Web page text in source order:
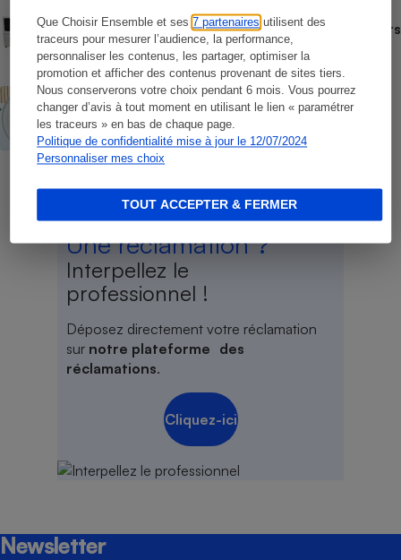
Que Choisir Ensemble et ses7 partenaires utilisent des
traceurs pour mesurer l’audience, la performance,
personnaliser les contenus, les partager, optimiser la
promotion et afficher des contenus provenant de sites tiers.
Nous conserverons votre choix pendant 6 mois. Vous pourrez
changer d’avis à tout moment en utilisant le lien « paramétrer
les traceurs » en bas de chaque page.
Politique de confidentialité mise à jour le 12/07/2024
Personnaliser mes choix
TOUT ACCEPTER & FERMER
COMMENT NOUS TESTONS
Comment nous testons les rafraîchisseurs
d’air
ACTUALITÉ
Canicule - Les prix des ventilateurs
s’envolent aussi
Une réclamation ?
Interpellez le
professionnel !
Déposez directement votre réclamation
sur notre plateforme des
réclamations.
Cliquez-ici
Newsletter